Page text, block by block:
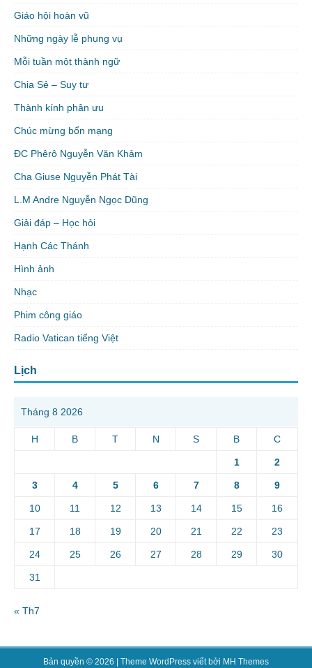
Giáo hội hoàn vũ
Những ngày lễ phụng vụ
Mỗi tuần một thành ngữ
Chia Sẻ – Suy tư
Thành kính phân ưu
Chúc mừng bổn mạng
ĐC Phêrô Nguyễn Văn Khảm
Cha Giuse Nguyễn Phát Tài
L.M Andre Nguyễn Ngọc Dũng
Giải đáp – Học hỏi
Hạnh Các Thánh
Hình ảnh
Nhạc
Phim công giáo
Radio Vatican tiếng Việt
Lịch
Tháng 8 2026
H B T N S B C
1 2
3 4 5 6 7 8 9
10 11 12 13 14 15 16
17 18 19 20 21 22 23
24 25 26 27 28 29 30
31
« Th7
Bản quyền © 2026 | Theme WordPress viết bởi MH Themes